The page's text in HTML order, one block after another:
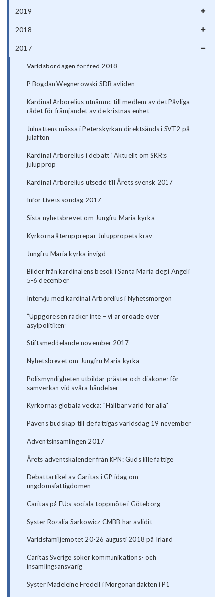
2019
2018
2017
Världsböndagen för fred 2018
P Bogdan Wegnerowski SDB avliden
Kardinal Arborelius utnämnd till medlem av det Påvliga
rådet för främjandet av de kristnas enhet
Julnattens mässa i Peterskyrkan direktsänds i SVT2 på
julafton
Kardinal Arborelius i debatt i Aktuellt om SKR:s
julupprop
Kardinal Arborelius utsedd till Årets svensk 2017
Inför Livets söndag 2017
Sista nyhetsbrevet om Jungfru Maria kyrka
​Kyrkorna återupprepar Juluppropets krav
Jungfru Maria kyrka invigd
Bilder från kardinalens besök i Santa Maria degli Angeli
5-6 december
Intervju med kardinal Arborelius i Nyhetsmorgon
”Uppgörelsen räcker inte – vi är oroade över
asylpolitiken”
Stiftsmeddelande november 2017
Nyhetsbrevet om Jungfru Maria kyrka
Polismyndigheten utbildar präster och diakoner för
samverkan vid svåra händelser
Kyrkornas globala vecka: "Hållbar värld för alla"
Påvens budskap till de fattigas världsdag 19 november
Adventsinsamlingen 2017
Årets adventskalender från KPN: Guds lille fattige
Debattartikel av Caritas i GP idag om
ungdomsfattigdomen
Caritas på EU:s sociala toppmöte i Göteborg
Syster Rozalia Sarkowicz CMBB har avlidit
Världsfamiljemötet 20-26 augusti 2018 på Irland
Caritas Sverige söker kommunikations- och
insamlingsansvarig
Syster Madeleine Fredell i Morgonandakten i P1